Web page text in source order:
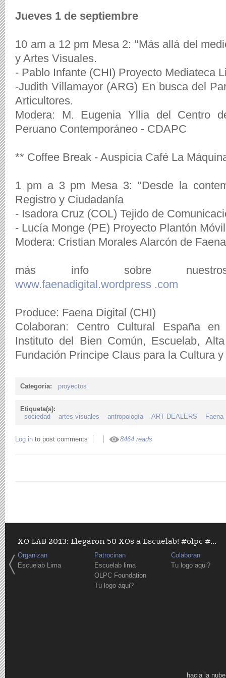
Jueves 1 de septiembre
10 am a 12 pm Mesa 2: "Más allá del
y Artes Visuales.
- Pablo Infante (CHI) Proyecto Mediateca
-Judith Villamayor (ARG) En busca del
Articultores.
Modera: M. Eugenia Yllia del Centro
Peruano Contemporáneo - CDAPC
** Coffee Break - Auspicia Café La
1 pm a 3 pm Mesa 3: "Desde la
Registro y Ciudadanía
- Isadora Cruz (COL) Tejido de
- Lucía Monge (PE) Proyecto Plantón Móvil
Modera: Cristian Morales Alarcón de
más info sobre
www.faenadigital.wordpress .com
Produce: Faena Digital (CHI)
Colaboran: Centro Cultural España
Instituto del Bien Común, Escuelab,
Fundación Principe Claus para la Cultura
Categoria: proyectos
Etiqueta(s):
sociedad
artes visuales antropología ART DEALERS Faena
Log in to post comments 8464 reads
XO LAB 2013: Llegaron 50 XOs a Escuelab! #olpc #...
Organizan
Escuelab Lima
Patrocinan
Escuelab lima
OLPC Foundation
Tu logo aqui?
Colaboran
Tu logo aqui?
hacia la